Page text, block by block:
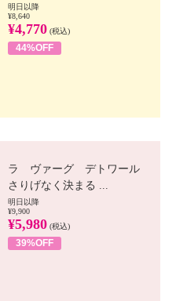
明日以降
¥8,640
¥4,770 (税込)
44%OFF
ラ ヴァーグ デトワール
さりげなく決まる ...
明日以降
¥9,900
¥5,980 (税込)
39%OFF